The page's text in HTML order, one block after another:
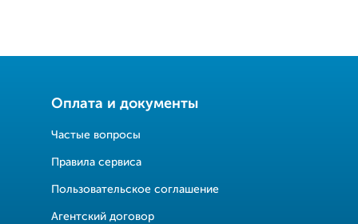
Оплата и документы
Частые вопросы
Правила сервиса
Пользовательское соглашение
Агентский договор